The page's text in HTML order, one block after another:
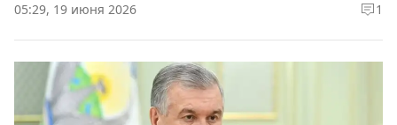
05:29, 19 июня 2026 1